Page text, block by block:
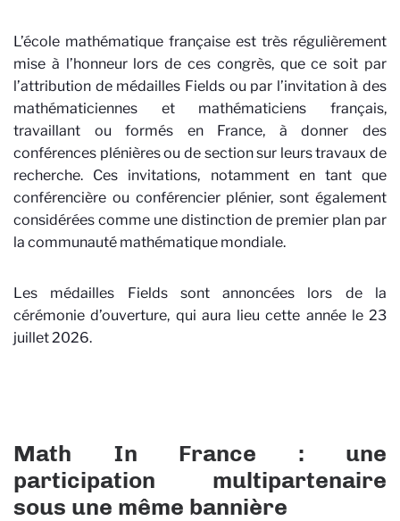
L’école mathématique française est très régulièrement
mise à l’honneur lors de ces congrès, que ce soit par
l’attribution de médailles Fields ou par l’invitation à des
mathématiciennes et mathématiciens français,
travaillant ou formés en France, à donner des
conférences plénières ou de section sur leurs travaux de
recherche. Ces invitations, notamment en tant que
conférencière ou conférencier plénier, sont également
considérées comme une distinction de premier plan par
la communauté mathématique mondiale.
Les médailles Fields sont annoncées lors de la
cérémonie d’ouverture, qui aura lieu cette année le 23
juillet 2026.
Math In France : une
participation multipartenaire
sous une même bannière